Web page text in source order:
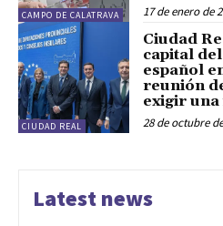
CAMPO DE CALATRAVA 17 de enero de
CIUDAD REAL
Ciudad
capital
español
reunión
exigir
28 de octubre
Latest news